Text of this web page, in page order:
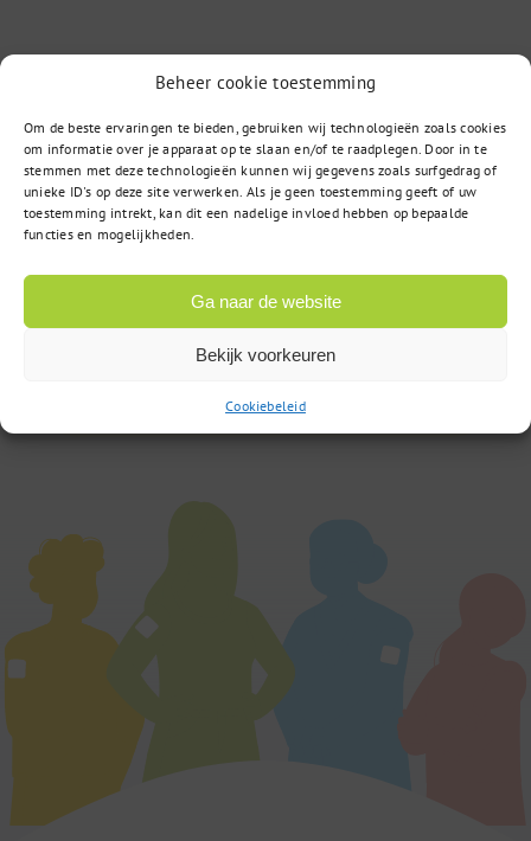
Beheer cookie toestemming
Om de beste ervaringen te bieden, gebruiken wij technologieën zoals cookies
om informatie over je apparaat op te slaan en/of te raadplegen. Door in te
stemmen met deze technologieën kunnen wij gegevens zoals surfgedrag of
unieke ID's op deze site verwerken. Als je geen toestemming geeft of uw
toestemming intrekt, kan dit een nadelige invloed hebben op bepaalde
functies en mogelijkheden.
Ga naar de website
Bekijk voorkeuren
Cookiebeleid
Vragen?
085 – 02 98 705
Op werkdagen bereikbaar
van 9:00u tot 17:00u